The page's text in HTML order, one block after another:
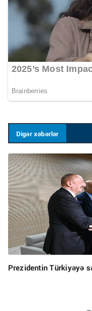
Digər xəbərlər
Prezidentin Türkiyəyə